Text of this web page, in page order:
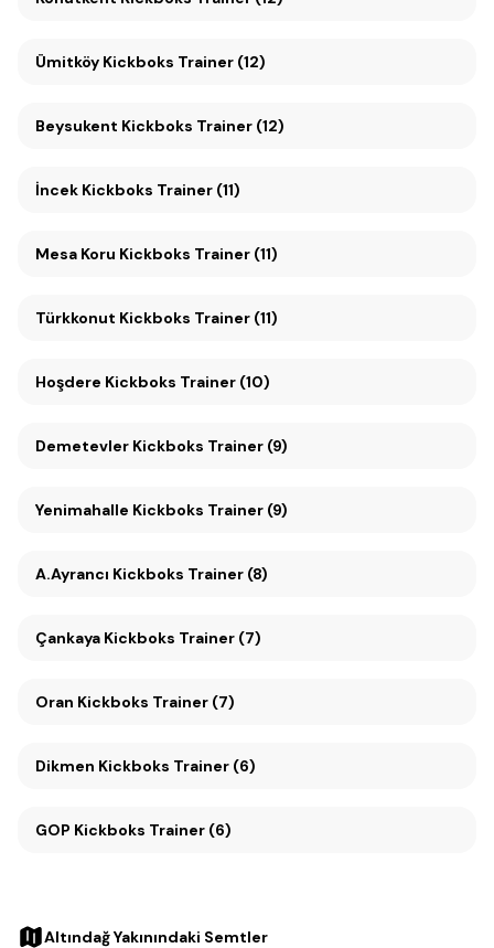
Ümitköy Kickboks Trainer (12)
Beysukent Kickboks Trainer (12)
İncek Kickboks Trainer (11)
Mesa Koru Kickboks Trainer (11)
Türkkonut Kickboks Trainer (11)
Hoşdere Kickboks Trainer (10)
Demetevler Kickboks Trainer (9)
Yenimahalle Kickboks Trainer (9)
A.Ayrancı Kickboks Trainer (8)
Çankaya Kickboks Trainer (7)
Oran Kickboks Trainer (7)
Dikmen Kickboks Trainer (6)
GOP Kickboks Trainer (6)
Altındağ Yakınındaki Semtler